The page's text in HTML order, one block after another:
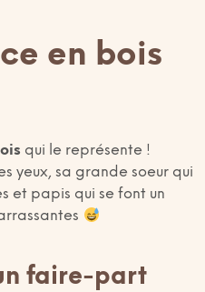
en bois
qui le représente !
yeux, sa grande soeur qui
et papis qui se font un
faire-part